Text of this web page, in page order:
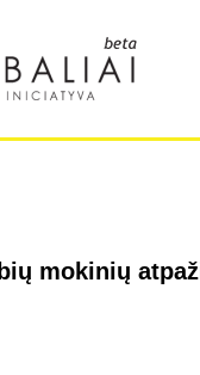
mokinių